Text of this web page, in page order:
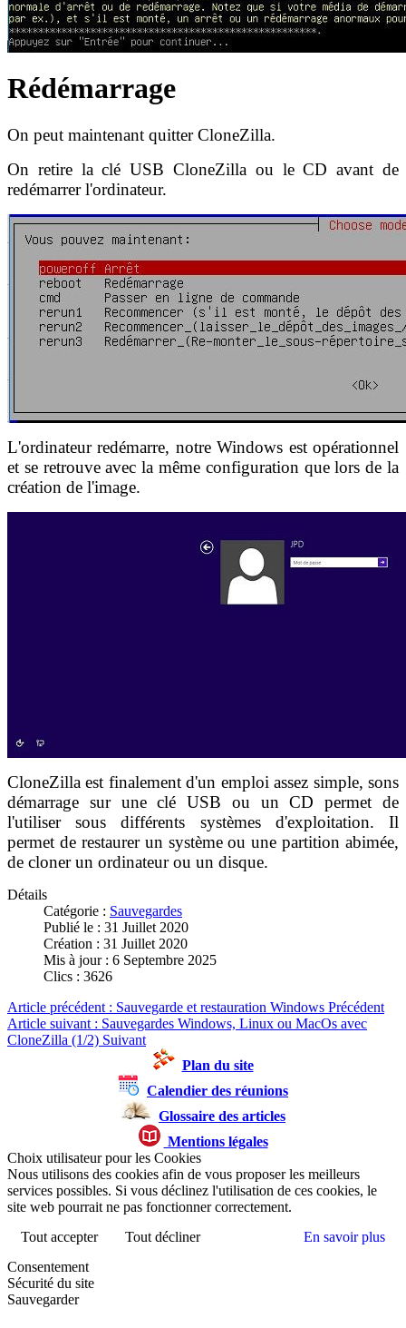
Rédémarrage
On peut maintenant quitter CloneZilla.
On retire la clé USB CloneZilla ou le CD avant de
redémarrer l'ordinateur.
L'ordinateur redémarre, notre Windows est opérationnel
et se retrouve avec la même configuration que lors de la
création de l'image.
CloneZilla est finalement d'un emploi assez simple, sons
démarrage sur une clé USB ou un CD permet de
l'utiliser sous différents systèmes d'exploitation. Il
permet de restaurer un système ou une partition abimée,
de cloner un ordinateur ou un disque.
Détails
Catégorie : Sauvegardes
Publié le : 31 Juillet 2020
Création : 31 Juillet 2020
Mis à jour : 6 Septembre 2025
Clics : 3626
Article précédent : Sauvegarde et restauration Windows Précédent
Article suivant : Sauvegardes Windows, Linux ou MacOs avec
CloneZilla (1/2) Suivant
Plan du site
Calendier des réunions
Glossaire des articles
Mentions légales
Choix utilisateur pour les Cookies
Nous utilisons des cookies afin de vous proposer les meilleurs
services possibles. Si vous déclinez l'utilisation de ces cookies, le
site web pourrait ne pas fonctionner correctement.
Tout accepter
Tout décliner
En savoir plus
Consentement
Sécurité du site
Sauvegarder